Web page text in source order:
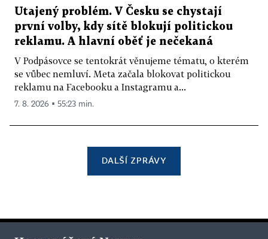
Utajený problém. V Česku se chystají
první volby, kdy sítě blokují politickou
reklamu. A hlavní oběť je nečekaná
V Podpásovce se tentokrát věnujeme tématu, o kterém
se vůbec nemluví. Meta začala blokovat politickou
reklamu na Facebooku a Instagramu a...
7. 8. 2026 ▪ 55:23 min.
DALŠÍ ZPRÁVY